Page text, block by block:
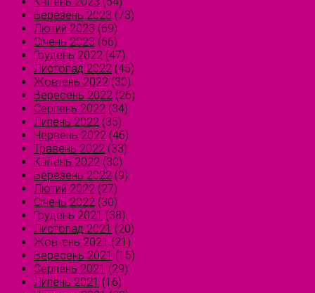
Березень 2023 (73)
Лютий 2023 (69)
Січень 2023 (66)
Грудень 2022 (47)
Листопад 2022 (45)
Жовтень 2022 (30)
Вересень 2022 (26)
Серпень 2022 (34)
Липень 2022 (35)
Червень 2022 (46)
Травень 2022 (33)
Квітень 2022 (30)
Березень 2022 (9)
Лютий 2022 (27)
Січень 2022 (30)
Грудень 2021 (38)
Листопад 2021 (20)
Жовтень 2021 (21)
Вересень 2021 (15)
Серпень 2021 (29)
Липень 2021 (16)